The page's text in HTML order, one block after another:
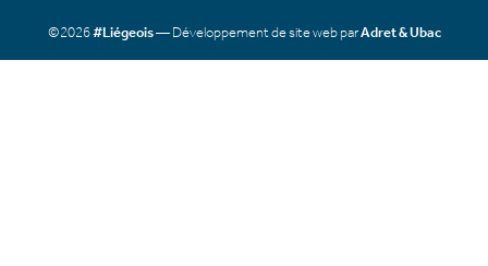
©2026#Liégeois— Développement de site web parAdret & Ubac